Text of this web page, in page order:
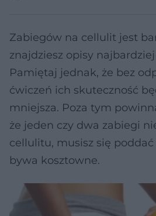
Zabiegów na cellulit jest
znajdziesz opisy
Pamiętaj jednak, że bez
ćwiczeń ich skuteczność
mniejsza. Poza tym
że jeden czy dwa zabiegi
cellulitu, musisz się poddać
bywa kosztowne.